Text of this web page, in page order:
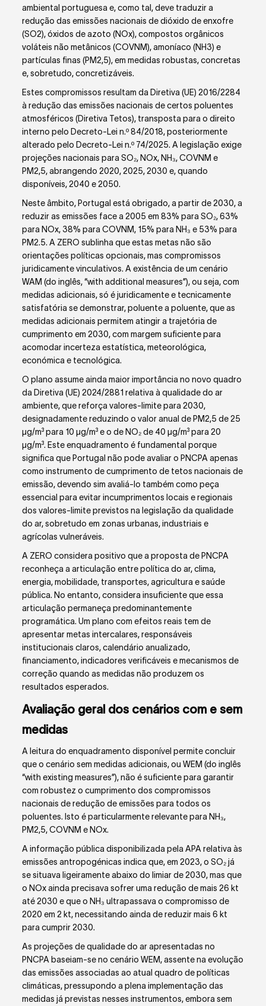
ambiental portuguesa e, como tal, deve traduzir a
redução das emissões nacionais de dióxido de enxofre
(SO2), óxidos de azoto (NOx), compostos orgânicos
voláteis não metânicos (COVNM), amoníaco (NH3) e
partículas finas (PM2,5), em medidas robustas, concretas
e, sobretudo, concretizáveis.
Estes compromissos resultam da Diretiva (UE) 2016/2284
à redução das emissões nacionais de certos poluentes
atmosféricos (Diretiva Tetos), transposta para o direito
interno pelo Decreto-Lei n.º 84/2018, posteriormente
alterado pelo Decreto-Lei n.º 74/2025. A legislação exige
projeções nacionais para SO₂, NOx, NH₃, COVNM e
PM2,5, abrangendo 2020, 2025, 2030 e, quando
disponíveis, 2040 e 2050.
Neste âmbito, Portugal está obrigado, a partir de 2030, a
reduzir as emissões face a 2005 em 83% para SO₂, 63%
para NOx, 38% para COVNM, 15% para NH₃ e 53% para
PM2.5. A ZERO sublinha que estas metas não são
orientações políticas opcionais, mas compromissos
juridicamente vinculativos. A existência de um cenário
WAM (do inglês, “with additional measures”), ou seja, com
medidas adicionais, só é juridicamente e tecnicamente
satisfatória se demonstrar, poluente a poluente, que as
medidas adicionais permitem atingir a trajetória de
cumprimento em 2030, com margem suficiente para
acomodar incerteza estatística, meteorológica,
económica e tecnológica.
O plano assume ainda maior importância no novo quadro
da Diretiva (UE) 2024/2881 relativa à qualidade do ar
ambiente, que reforça valores-limite para 2030,
designadamente reduzindo o valor anual de PM2,5 de 25
µg/m³ para 10 µg/m³ e o de NO₂ de 40 µg/m³ para 20
µg/m³. Este enquadramento é fundamental porque
significa que Portugal não pode avaliar o PNCPA apenas
como instrumento de cumprimento de tetos nacionais de
emissão, devendo sim avaliá-lo também como peça
essencial para evitar incumprimentos locais e regionais
dos valores-limite previstos na legislação da qualidade
do ar, sobretudo em zonas urbanas, industriais e
agrícolas vulneráveis.
A ZERO considera positivo que a proposta de PNCPA
reconheça a articulação entre política do ar, clima,
energia, mobilidade, transportes, agricultura e saúde
pública. No entanto, considera insuficiente que essa
articulação permaneça predominantemente
programática. Um plano com efeitos reais tem de
apresentar metas intercalares, responsáveis
institucionais claros, calendário anualizado,
financiamento, indicadores verificáveis e mecanismos de
correção quando as medidas não produzem os
resultados esperados.
Avaliação geral dos cenários com e sem
medidas
A leitura do enquadramento disponível permite concluir
que o cenário sem medidas adicionais, ou WEM (do inglês
“with existing measures”), não é suficiente para garantir
com robustez o cumprimento dos compromissos
nacionais de redução de emissões para todos os
poluentes. Isto é particularmente relevante para NH₃,
PM2,5, COVNM e NOx.
A informação pública disponibilizada pela APA relativa às
emissões antropogénicas indica que, em 2023, o SO₂ já
se situava ligeiramente abaixo do limiar de 2030, mas que
o NOxainda precisava sofrer uma redução de mais 26 kt
até 2030 e que o NH₃ ultrapassava o compromisso de
2020 em 2 kt, necessitando ainda de reduzir mais 6 kt
para cumprir 2030.
As projeções de qualidade do ar apresentadas no
PNCPA baseiam-se no cenário WEM, assente na evolução
das emissões associadas ao atual quadro de políticas
climáticas, pressupondo a plena implementação das
medidas já previstas nesses instrumentos, embora sem